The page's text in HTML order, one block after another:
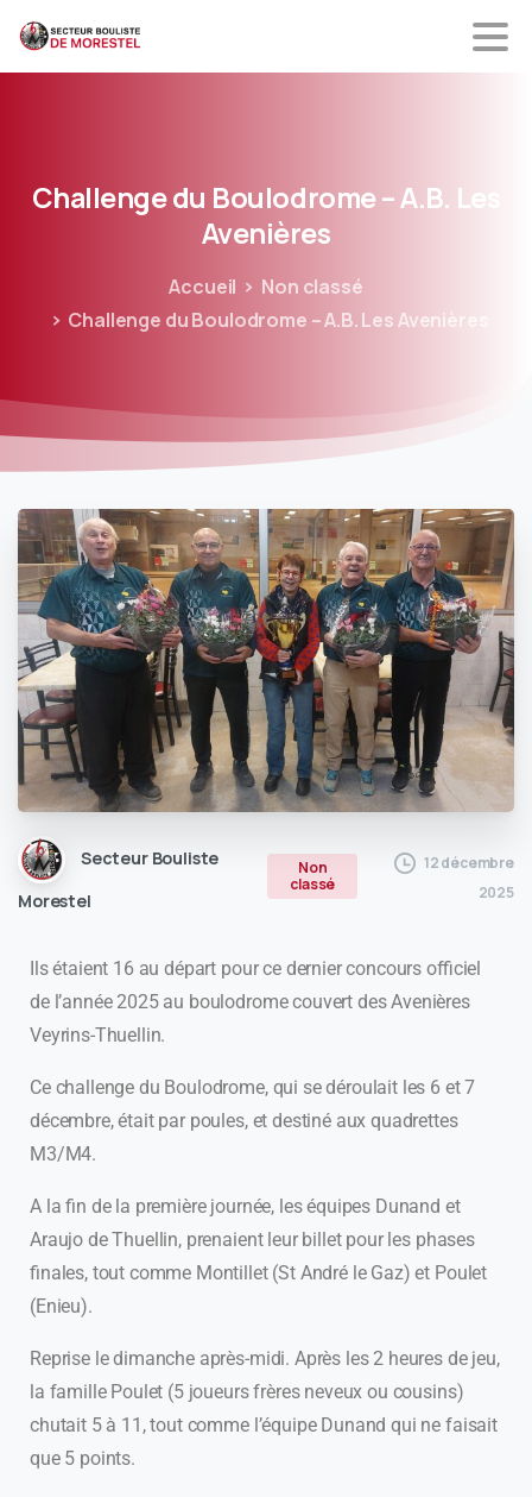
Challengedu Boulodrome–A.B. Les
Avenières
Accueil
Non classé
Challenge du Boulodrome – A.B. Les Avenières
Secteur Bouliste
Morestel
Non
classé
12 décembre
2025
Ils étaient 16 au départ pour ce dernier concours officiel
de l’année 2025 au boulodrome couvert des Avenières
Veyrins-Thuellin.
Ce challenge du Boulodrome, qui se déroulait les 6 et 7
décembre, était par poules, et destiné aux quadrettes
M3/M4.
A la fin de la première journée, les équipes Dunand et
Araujo de Thuellin, prenaient leur billet pour les phases
finales, tout comme Montillet (St André le Gaz) et Poulet
(Enieu).
Reprise le dimanche après-midi. Après les 2 heures de jeu,
la famille Poulet (5 joueurs frères neveux ou cousins)
chutait 5 à 11, tout comme l’équipe Dunand qui ne faisait
que 5 points.